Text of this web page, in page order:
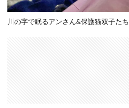
川の字で眠るアンさん&保護猫双子たち